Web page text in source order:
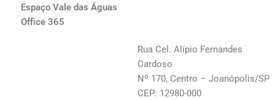
Espaço Vale das Águas
Office 365
Rua Cel. Alípio Fernandes
Cardoso
Nº 170, Centro – Joanópolis/SP
CEP: 12980-000